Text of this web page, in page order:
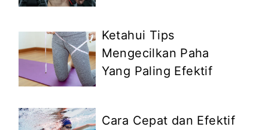
Ketahui Tips
Mengecilkan Paha
Yang Paling Efektif
Cara Cepat dan Efektif